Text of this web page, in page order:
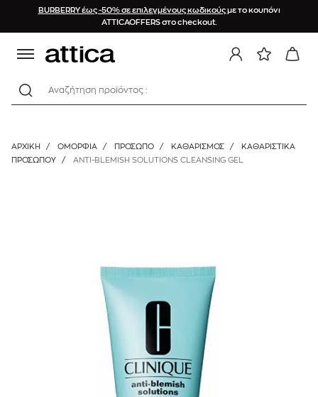
BURBERRY έως -50% σε επιλεγμένους κωδικούςμε το κουπόνι
ATTICAOFFERS στο checkout.
Αναζήτηση προϊόντος :
ΑΡΧΙΚΉ / ΟΜΟΡΦΙΑ / ΠΡΟΣΩΠΟ / ΚΑΘΑΡΙΣΜΌΣ /
ΚΑΘΑΡΙΣΤΙΚΆ
ΠΡΟΣΏΠΟΥ
/ ANTI-BLEMISH SOLUTIONS CLEANSING GEL